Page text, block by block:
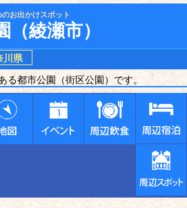
お出かけスポット
（綾瀬市）
川県
る都市公園（街区公園）です。